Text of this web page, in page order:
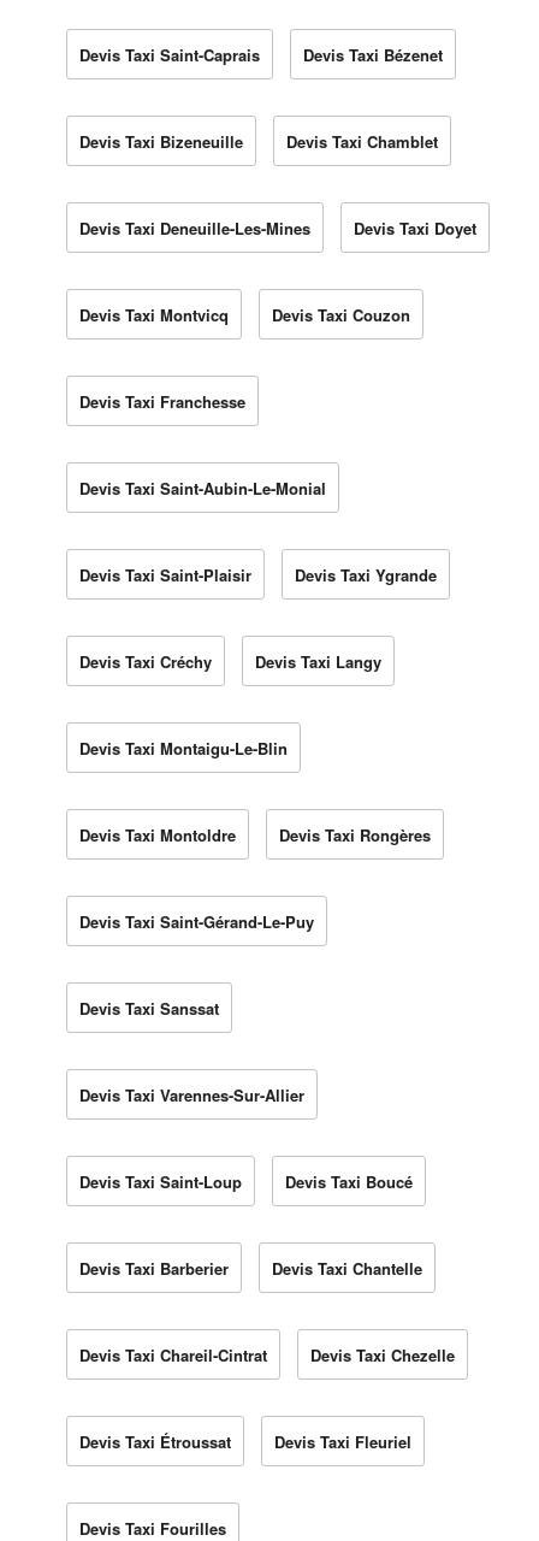
Devis Taxi Saint-Caprais Devis Taxi Bézenet
Devis Taxi Bizeneuille Devis Taxi Chamblet
Devis Taxi Deneuille-Les-Mines Devis Taxi Doyet
Devis Taxi Montvicq Devis Taxi Couzon
Devis Taxi Franchesse
Devis Taxi Saint-Aubin-Le-Monial
Devis Taxi Saint-Plaisir Devis Taxi Ygrande
Devis Taxi Créchy Devis Taxi Langy
Devis Taxi Montaigu-Le-Blin
Devis Taxi Montoldre Devis Taxi Rongères
Devis Taxi Saint-Gérand-Le-Puy
Devis Taxi Sanssat
Devis Taxi Varennes-Sur-Allier
Devis Taxi Saint-Loup Devis Taxi Boucé
Devis Taxi Barberier Devis Taxi Chantelle
Devis Taxi Chareil-Cintrat Devis Taxi Chezelle
Devis Taxi Étroussat Devis Taxi Fleuriel
Devis Taxi Fourilles